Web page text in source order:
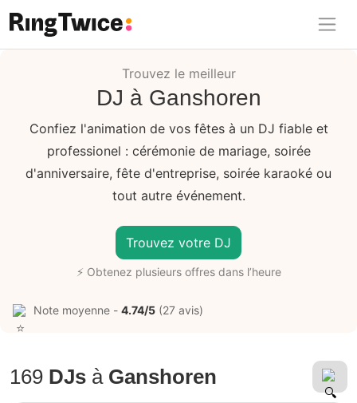
Ring Twice
Trouvez le meilleur
DJ à Ganshoren
Confiez l'animation de vos fêtes à un DJ fiable et
professionel : cérémonie de mariage, soirée
d'anniversaire, fête d'entreprise, soirée karaoké ou
tout autre événement.
Trouvez votre DJ
⚡ Obtenez plusieurs offres dans l’heure
Note moyenne - 4.74/5 (27 avis)
169 DJs à Ganshoren